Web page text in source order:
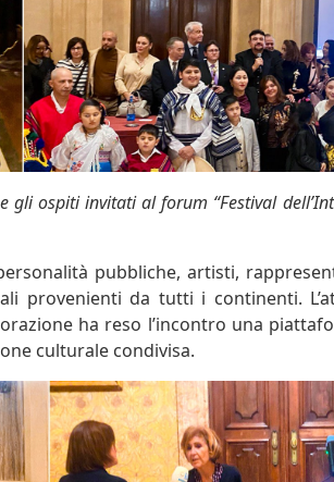
e gli ospiti invitati al forum “Festival
pubbliche, artisti,
provenienti da tutti i continenti.
ha reso l’incontro una
culturale condivisa.